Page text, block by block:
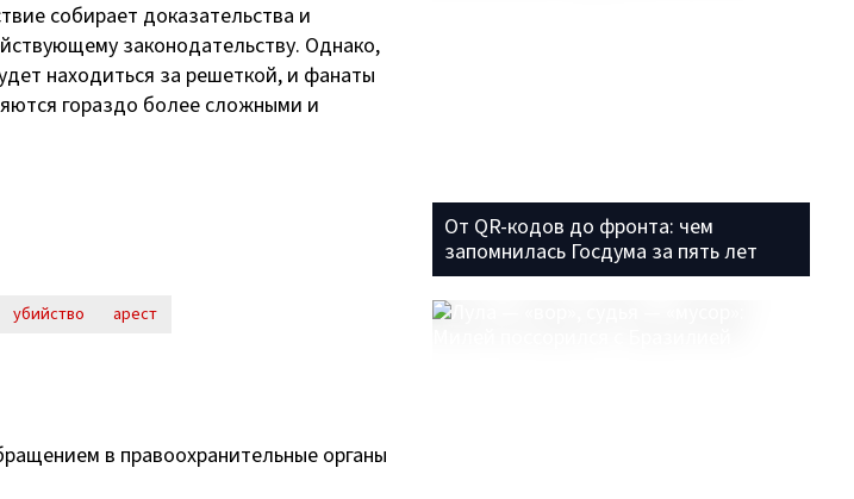
собирает доказательства и
законодательству. Однако,
находиться за решеткой, и фанаты
гораздо более сложными и
убийство арест
в правоохранительные органы
От QR-кодов до фронта: чем
запомнилась Госдума за пять лет